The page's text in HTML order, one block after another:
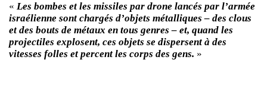
« Les bombes et les missiles par drone lancés par l’armée
israélienne sont chargés d’objets métalliques – des clous
et des bouts de métaux en tous genres – et, quand les
projectiles explosent, ces objets se dispersent à des
vitesses folles et percent les corps des gens. »